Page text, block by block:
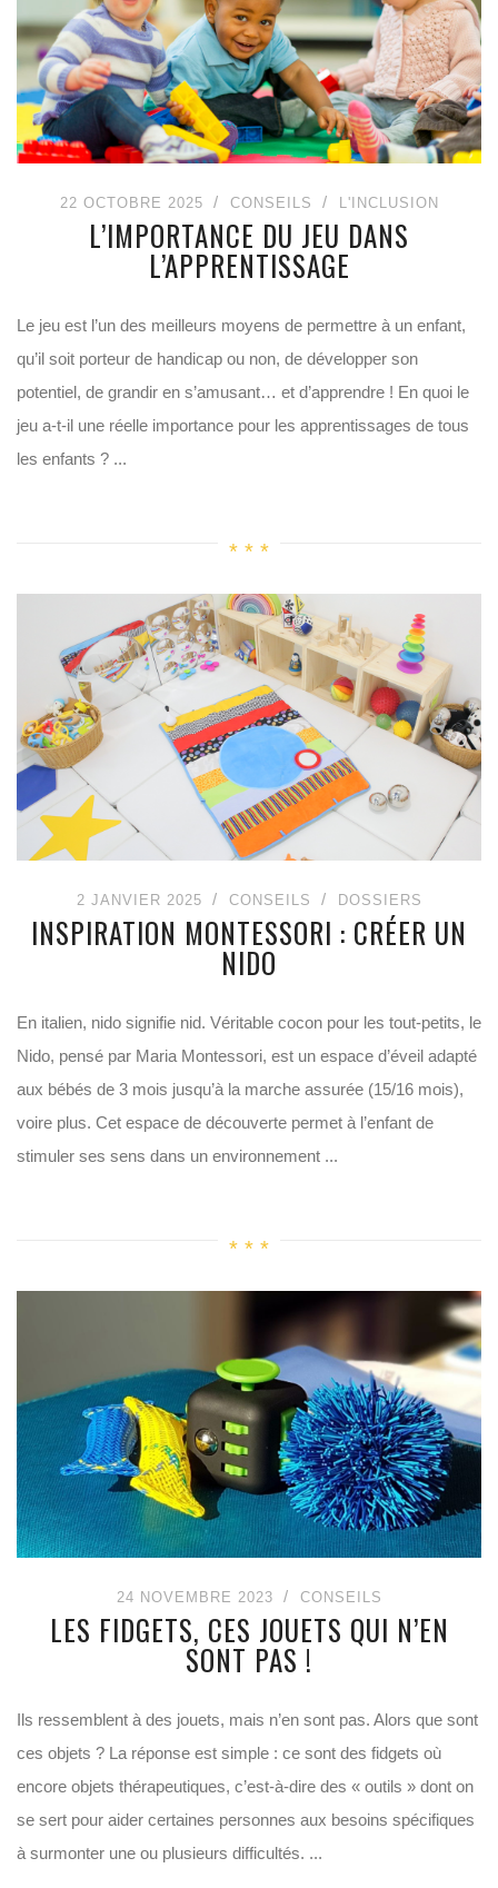
22 OCTOBRE 2025 CONSEILS L'INCLUSION
L’IMPORTANCE DU JEU DANS
L’APPRENTISSAGE
Le jeu est l’un des meilleurs moyens de permettre à un enfant,
qu’il soit porteur de handicap ou non, de développer son
potentiel, de grandir en s’amusant… et d’apprendre ! En quoi le
jeu a-t-il une réelle importance pour les apprentissages de tous
les enfants ? ...
2 JANVIER 2025 CONSEILS DOSSIERS
INSPIRATION MONTESSORI : CRÉER UN
NIDO
En italien, nido signifie nid. Véritable cocon pour les tout-petits, le
Nido, pensé par Maria Montessori, est un espace d’éveil adapté
aux bébés de 3 mois jusqu’à la marche assurée (15/16 mois),
voire plus. Cet espace de découverte permet à l’enfant de
stimuler ses sens dans un environnement ...
24 NOVEMBRE 2023 CONSEILS
LES FIDGETS, CES JOUETS QUI N’EN
SONT PAS !
Ils ressemblent à des jouets, mais n’en sont pas. Alors que sont
ces objets ? La réponse est simple : ce sont des fidgets où
encore objets thérapeutiques, c’est-à-dire des « outils » dont on
se sert pour aider certaines personnes aux besoins spécifiques
à surmonter une ou plusieurs difficultés. ...